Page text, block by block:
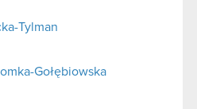
Tylman
Gołębiowska